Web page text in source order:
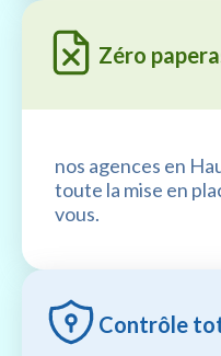
Zéro
nos agences en
toute la mise en
vous.
Contrôle